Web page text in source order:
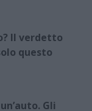
Il verdetto
questo
Gli